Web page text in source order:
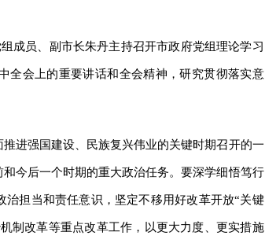
成员、副市长朱丹主持召开市政府党组理论学习
全会上的重要讲话和全会精神，研究贯彻落实意
进强国建设、民族复兴伟业的关键时期召开的一
今后一个时期的重大政治任务。要深学细悟笃行
担当和责任意识，坚定不移用好改革开放“关键
制改革等重点改革工作，以更大力度、更实措施